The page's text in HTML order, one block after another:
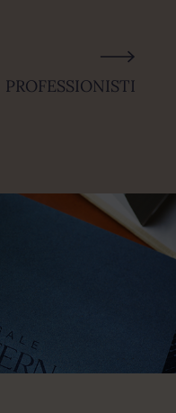
PROFESSIONISTI